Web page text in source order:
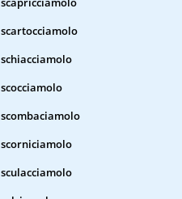
scartocciamolo
schiacciamolo
scocciamolo
scombaciamolo
scorniciamolo
sculacciamolo